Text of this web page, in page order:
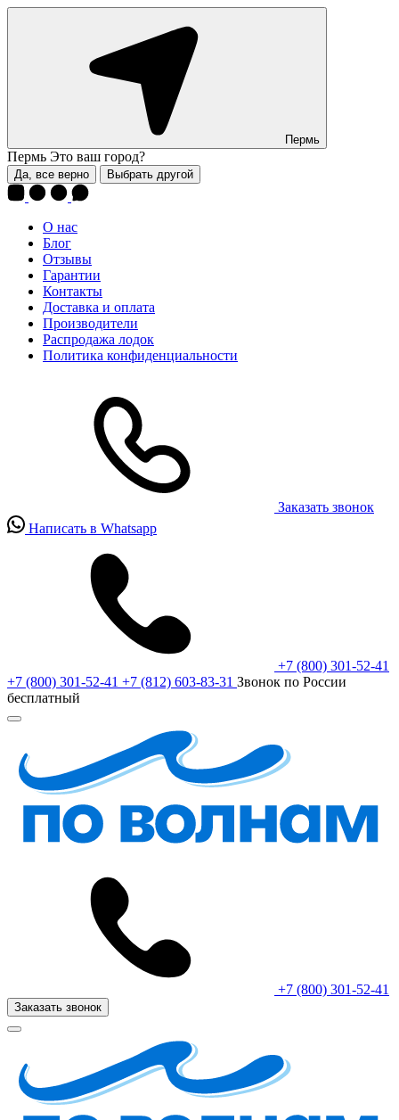
Пермь
Пермь Это ваш город?
Да, все верно Выбрать другой
О нас
Блог
Отзывы
Гарантии
Контакты
Доставка и оплата
Производители
Распродажа лодок
Политика конфиденциальности
Заказать звонок
Написать в Whatsapp
+7 (800) 301-52-41
+7 (800) 301-52-41 +7 (812) 603-83-31 Звонок по России
бесплатный
+7 (800) 301-52-41
Заказать звонок